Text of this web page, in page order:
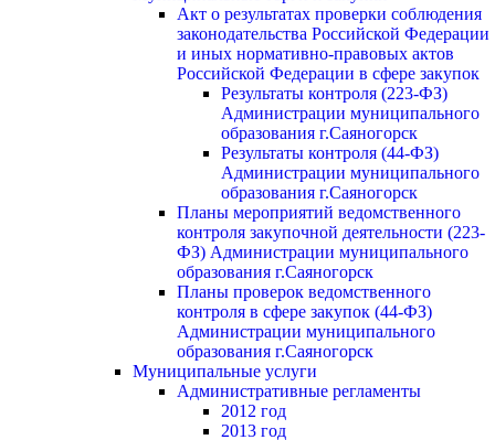
Акт о результатах проверки соблюдения
законодательства Российской Федерации
и иных нормативно-правовых актов
Российской Федерации в сфере закупок
Результаты контроля (223-ФЗ)
Администрации муниципального
образования г.Саяногорск
Результаты контроля (44-ФЗ)
Администрации муниципального
образования г.Саяногорск
Планы мероприятий ведомственного
контроля закупочной деятельности (223-
ФЗ) Администрации муниципального
образования г.Саяногорск
Планы проверок ведомственного
контроля в сфере закупок (44-ФЗ)
Администрации муниципального
образования г.Саяногорск
Муниципальные услуги
Административные регламенты
2012 год
2013 год